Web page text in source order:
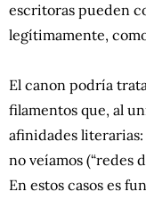
escritoras pueden
legítimamente,
El canon podría
filamentos que, al
afinidades
no veíamos (“redes
En estos casos es